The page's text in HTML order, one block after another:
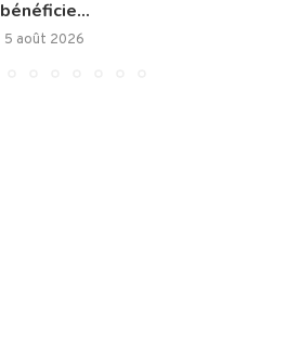
bénéficie...
5 août 2026